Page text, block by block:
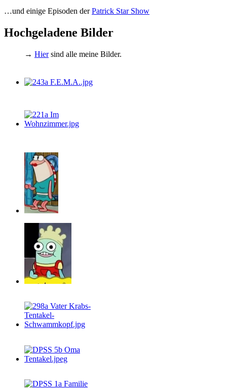
…und einige Episoden derPatrick Star Show
Hochgeladene Bilder
→ Hiersind alle meine Bilder.